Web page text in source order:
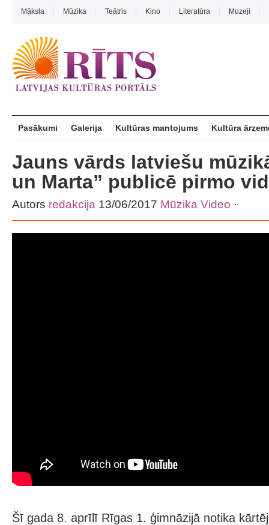
Māksla Mūzika Teātris Kino Literatūra Muzeji
Pasākumi Galerija Kultūras mantojums Kultūra
Jauns vārds latviešu
un Marta” publicē pirmo
Autors redakcija 13/06/2017 Mūzika Video ·
Šī gada 8. aprīlī Rīgas 1. ģimnāzijā notika